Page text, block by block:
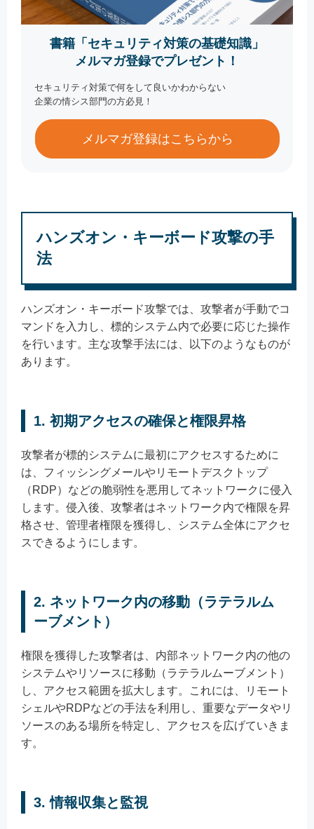
書籍「セキュリティ対策の基礎知識」
メルマガ登録でプレゼント！
セキュリティ対策で何をして良いかわからない
企業の情シス部門の方必見！
メルマガ登録はこちらから
ハンズオン・キーボード攻撃の手
法
ハンズオン・キーボード攻撃では、攻撃者が手動でコ
マンドを入力し、標的システム内で必要に応じた操作
を行います。主な攻撃手法には、以下のようなものが
あります。
1. 初期アクセスの確保と権限昇格
攻撃者が標的システムに最初にアクセスするために
は、フィッシングメールやリモートデスクトップ
（RDP）などの脆弱性を悪用してネットワークに侵入
します。侵入後、攻撃者はネットワーク内で権限を昇
格させ、管理者権限を獲得し、システム全体にアクセ
スできるようにします。
2. ネットワーク内の移動（ラテラルム
ーブメント）
権限を獲得した攻撃者は、内部ネットワーク内の他の
システムやリソースに移動（ラテラルムーブメント）
し、アクセス範囲を拡大します。これには、リモート
シェルやRDPなどの手法を利用し、重要なデータやリ
ソースのある場所を特定し、アクセスを広げていきま
す。
3. 情報収集と監視